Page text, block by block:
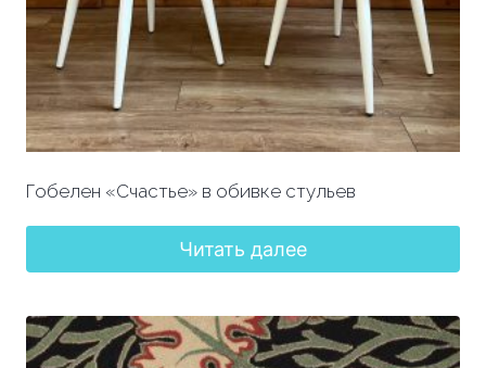
Гобелен «Счастье» в обивке стульев
Читать далее